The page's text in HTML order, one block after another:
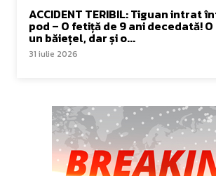
ACCIDENT TERIBIL: Tiguan intrat
pod – O fetiță de 9 ani decedată!
un băiețel, dar și o...
31 iulie 2026